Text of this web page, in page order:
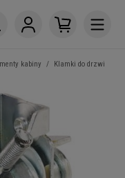
kabiny / Klamki do drzwi